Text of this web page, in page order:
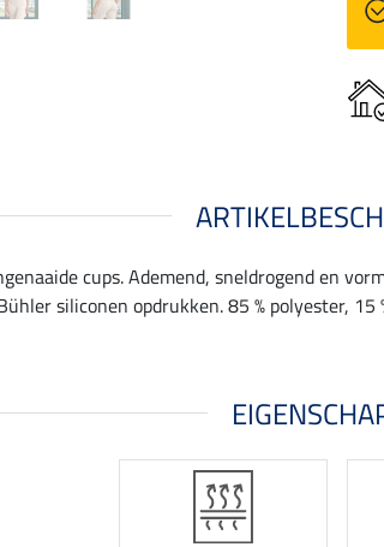
cups. Ademend, sneldrogend en
siliconen opdrukken. 85 % polyester, 15